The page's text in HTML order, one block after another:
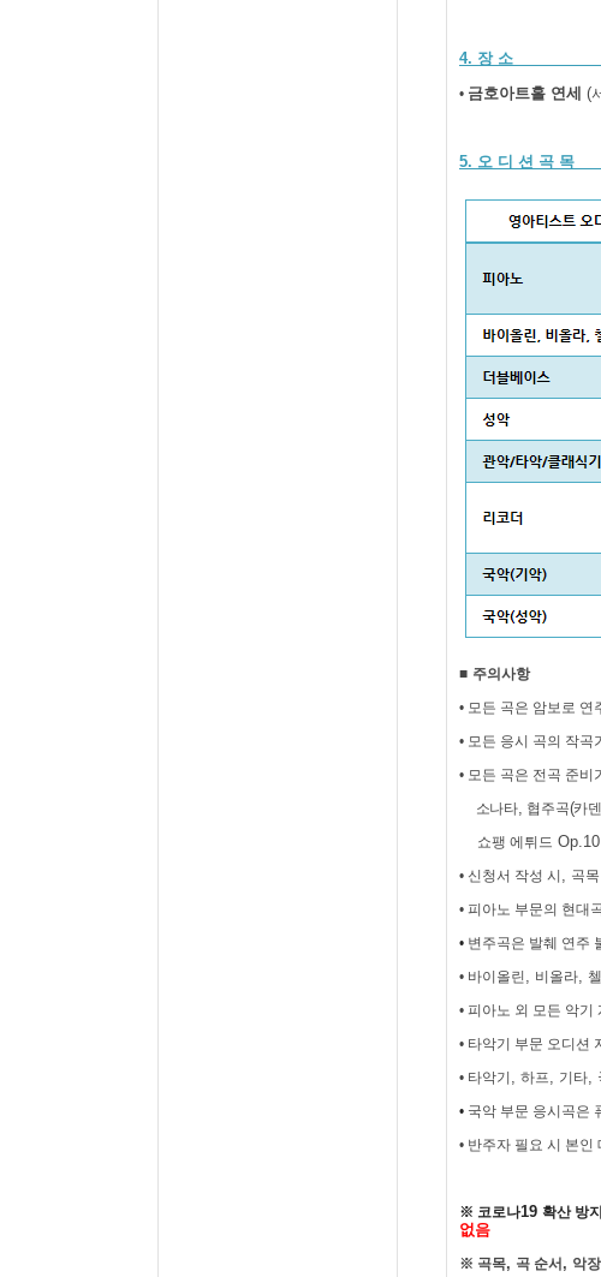
4. 장 소
• 금호아트홀 연세 (
5. 오 디 션 곡 목
■ 주의사항
• 모든 곡은 암보로 연
• 모든 응시 곡의 작곡
• 모든 곡은 전곡 준비
소나타, 협주곡(카
쇼팽 에튀드 Op.10
• 신청서 작성 시 , 곡
• 피아노 부문의 현대
• 변주곡은 발췌 연주
• 바이올린 , 비올라,
• 피아노 외 모든 악기
• 타악기 부문 오디션
• 타악기 , 하프, 기타,
• 국악 부문 응시곡은
• 반주자 필요 시 본인
※ 코로나19 확산 방
없음
※ 곡목, 곡 순서 , 악